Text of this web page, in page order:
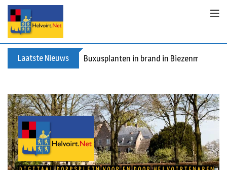
Laatste Nieuws Spreidingswet asielzoekers: hoe zit dat?